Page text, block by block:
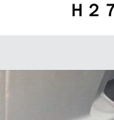
Ｈ２